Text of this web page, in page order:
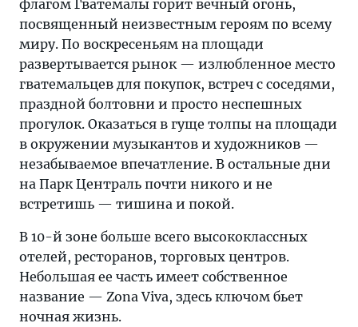
флагом Гватемалы горит вечный огонь,
посвященный неизвестным героям по всему
миру. По воскресеньям на площади
развертывается рынок — излюбленное место
гватемальцев для покупок, встреч с соседями,
праздной болтовни и просто неспешных
прогулок. Оказаться в гуще толпы на площади
в окружении музыкантов и художников —
незабываемое впечатление. В остальные дни
на Парк Централь почти никого и не
встретишь — тишина и покой.
В 10-й зоне больше всего высококлассных
отелей, ресторанов, торговых центров.
Небольшая ее часть имеет собственное
название — Zona Viva, здесь ключом бьет
ночная жизнь.